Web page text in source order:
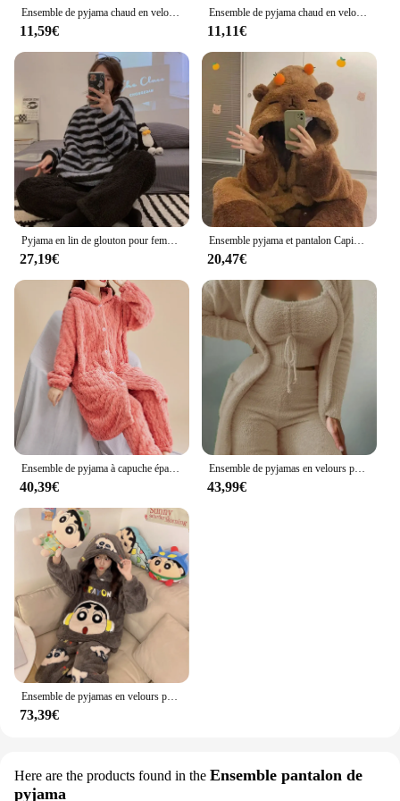
Ensemble de pyjama chaud en velours épais pour femme, pull et pantalon, ensembles de lit, sourire, décontracté, monochrome, automne, 2023, 2 pièces
11,59€
Ensemble de pyjama chaud en velours épais pour femme, pull et pantalon, ensembles de lit, sourire, décontracté, solide, automne, 2023, 2 pièces
11,11€
Pyjama en lin de glouton pour femme, vêtements d'intérieur rayés, tenue portable, sites épais, sourire, hiver, nouveau, 2023
27,19€
Ensemble pyjama et pantalon Capibara mignon, vêtements de nuit chauds avec clips orange, chemise de nuit sourire, lieux d'hiver
20,47€
40,39€
Ensemble de pyjamas en velours pour femmes, haut court + pantalon long + manteau 3 pièces imbibés, chaud et doux, sourire Homewear Pyjamas S-3XL, automne et hiver 2024 Nouveau
43,99€
73,39€
Here are the products found in the Ensemble pantalon de
pyjama